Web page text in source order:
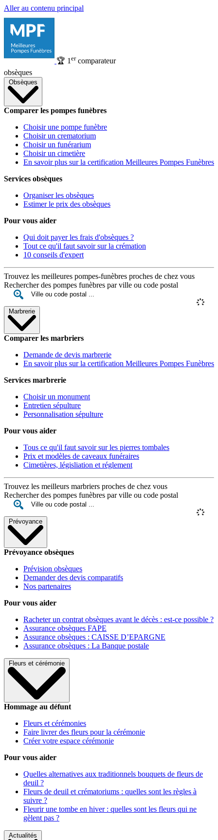
Aller au contenu principal
🏆 1 ercomparateur
obsèques
Obsèques
Comparer les pompes funèbres
Choisir une pompe funèbre
Choisir un crematorium
Choisir un funérarium
Choisir un cimetière
En savoir plus sur la certification Meilleures Pompes Funèbres
Services obsèques
Organiser les obsèques
Estimer le prix des obsèques
Pour vous aider
Qui doit payer les frais d'obsèques ?
Tout ce qu'il faut savoir sur la crémation
10 conseils d'expert
Trouvez les meilleures pompes-funèbres proches de chez vous
Rechercher des pompes funèbres par ville ou code postal
Marbrerie
Comparer les marbriers
Demande de devis marbrerie
En savoir plus sur la certification Meilleures Pompes Funèbres
Services marbrerie
Choisir un monument
Entretien sépulture
Personnalisation sépulture
Pour vous aider
Tous ce qu'il faut savoir sur les pierres tombales
Prix et modèles de caveaux funéraires
Cimetières, législiation et réglement
Trouvez les meilleurs marbriers proches de chez vous
Rechercher des pompes funèbres par ville ou code postal
Prévoyance
Prévoyance obsèques
Prévision obsèques
Demander des devis comparatifs
Nos partenaires
Pour vous aider
Racheter un contrat obsèques avant le décès : est-ce possible ?
Assurance obsèques FAPE
Assurance obsèques : CAISSE D’EPARGNE
Assurance obsèques : La Banque postale
Fleurs et cérémonie
Hommage au défunt
Fleurs et cérémonies
Faire livrer des fleurs pour la cérémonie
Créer votre espace cérémonie
Pour vous aider
Quelles alternatives aux traditionnels bouquets de fleurs de
deuil ?
Fleurs de deuil et crématoriums : quelles sont les règles à
suivre ?
Fleurir une tombe en hiver : quelles sont les fleurs qui ne
gèlent pas ?
Actualités